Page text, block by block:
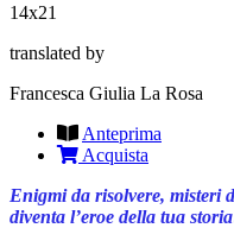
14x21
translated by
Francesca Giulia La Rosa
Anteprima
Acquista
Enigmi da risolvere, misteri
diventa l’eroe della tua